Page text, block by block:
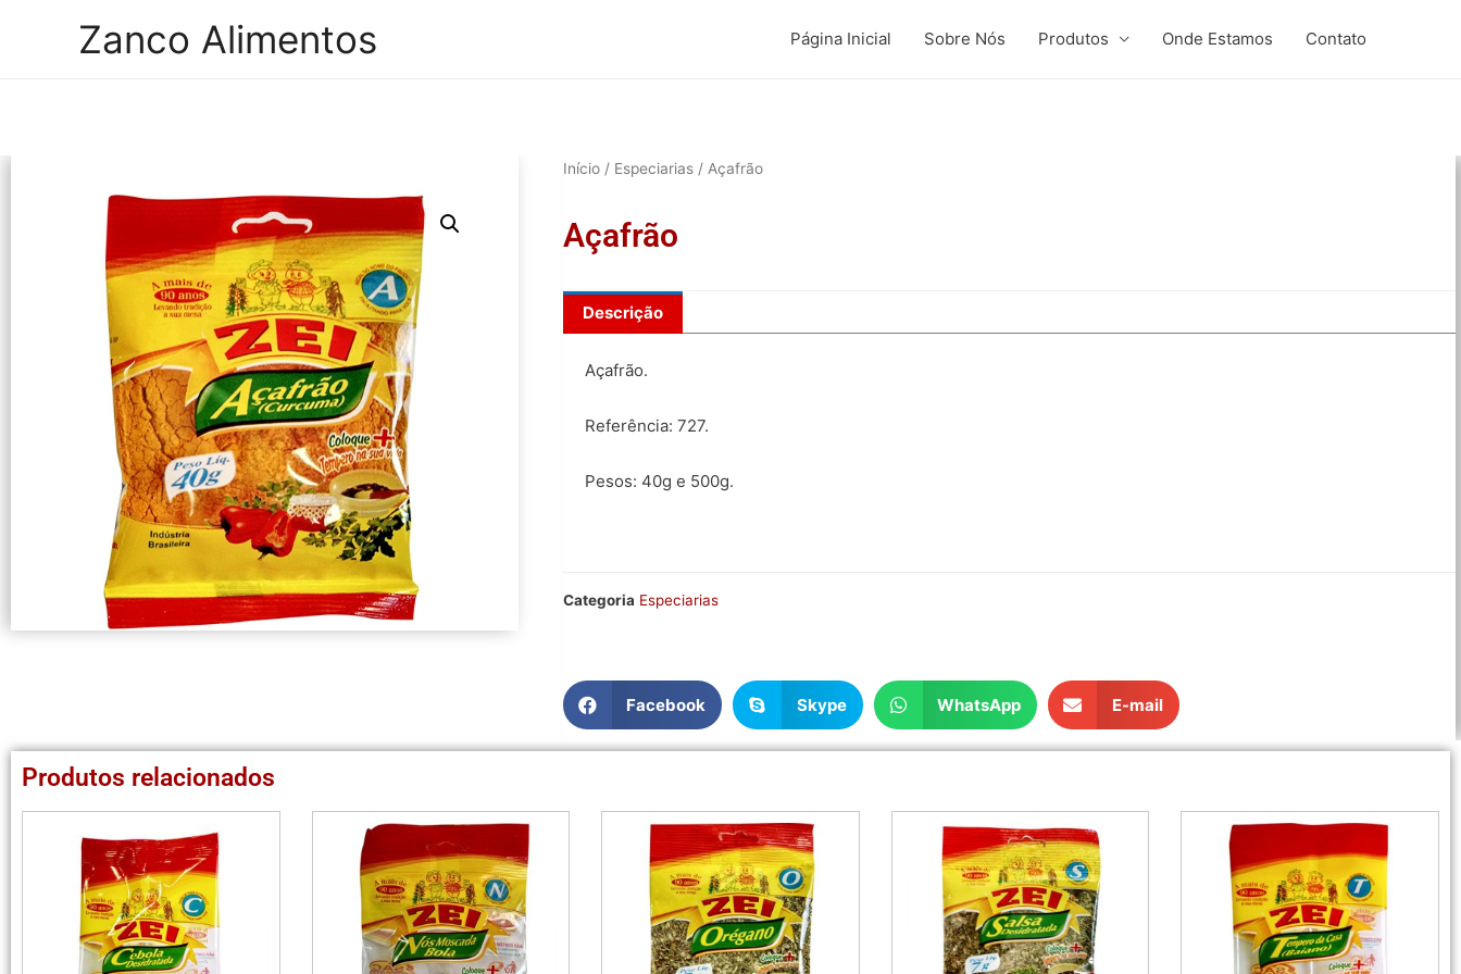
Zanco Alimentos Página Inicial Sobre Nós Produtos Onde Estamos Contato
Início/ Especiarias/ Açafrão
Açafrão
Descrição
Açafrão.
Referência: 727.
Pesos: 40g e 500g.
Categoria Especiarias
Facebook Skype WhatsApp E-mail
Produtos relacionados